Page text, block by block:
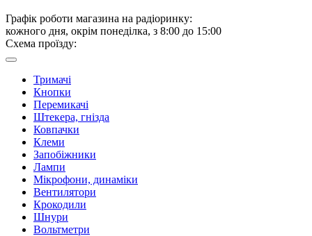
Графік роботи магазина на радіоринку:
кожного дня, окрім понеділка, з 8:00 до 15:00
Схема проїзду:
Тримачі
Кнопки
Перемикачі
Штекера, гнізда
Ковпачки
Клеми
Запобіжники
Лампи
Мікрофони, динаміки
Вентилятори
Крокодили
Шнури
Вольтметри